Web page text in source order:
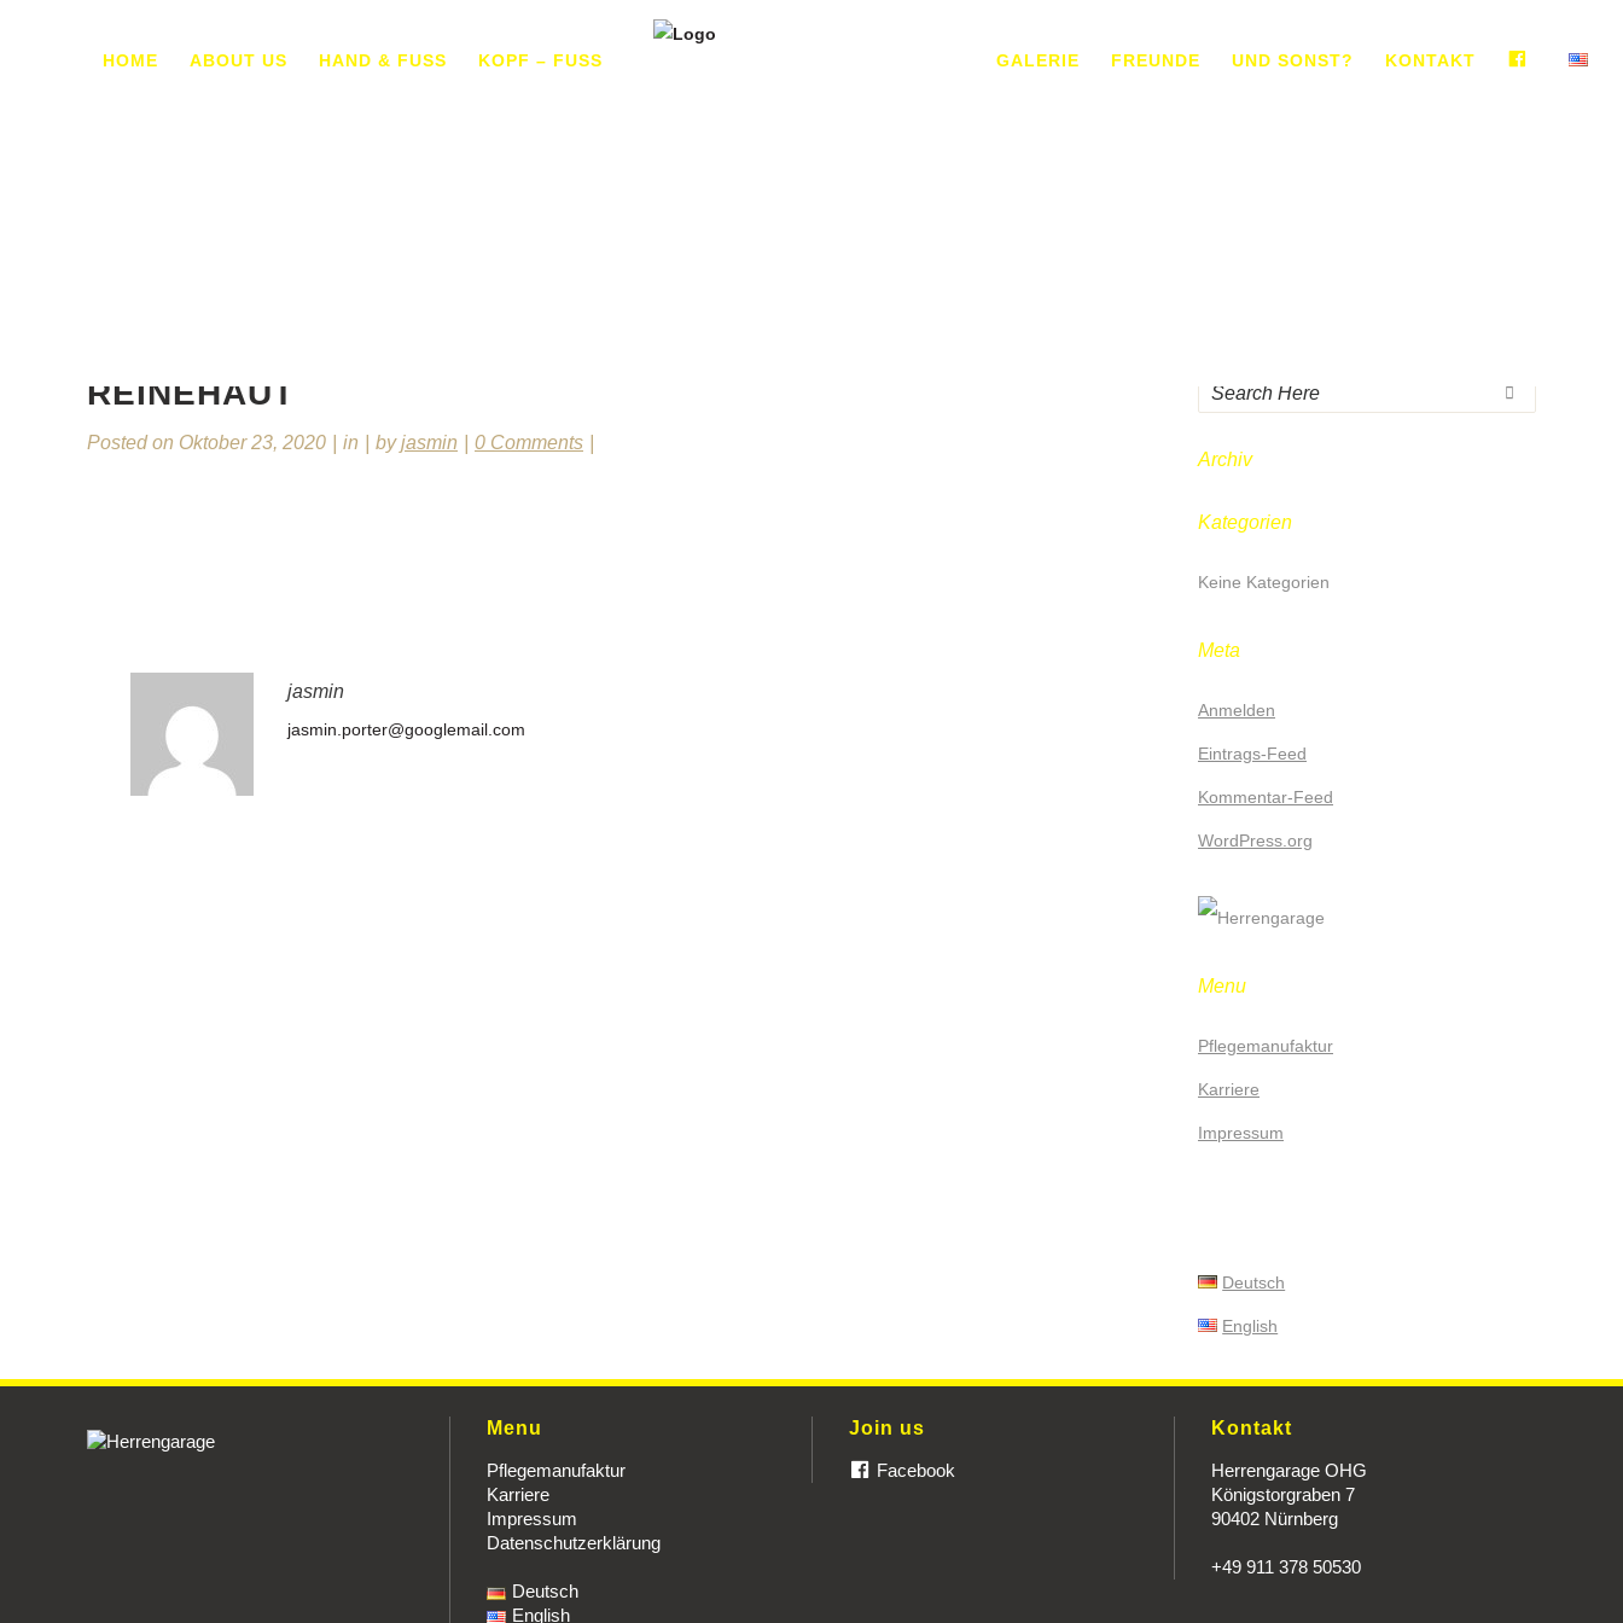
HOME ABOUT US HAND & FUSS KOPF – FUSS GALERIE FREUNDE UND SONST? KONTAKT
REINEHAUT
Posted on Oktober 23, 2020 in byjasmin 0 Comments
jasmin
jasmin.porter@googlemail.com
Archiv
Kategorien
Keine Kategorien
Meta
Anmelden
Eintrags-Feed
Kommentar-Feed
WordPress.org
Menu
Pflegemanufaktur
Karriere
Impressum
Deutsch
English
Menu
Pflegemanufaktur
Karriere
Impressum
Datenschutzerklärung
Deutsch
English
Join us
Facebook
Kontakt
Herrengarage OHG
Königstorgraben 7
90402 Nürnberg
+49 911 378 50530